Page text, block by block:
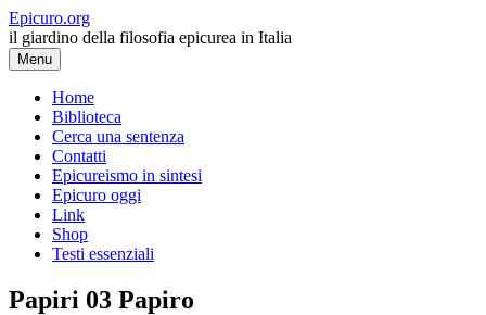
Vai
al
contenuto
Epicuro.org
il giardino della filosofia epicurea in Italia
Menu
Home
Biblioteca
Cerca una sentenza
Contatti
Epicureismo in sintesi
Epicuro oggi
Link
Shop
Testi essenziali
Papiri 03 Papiro